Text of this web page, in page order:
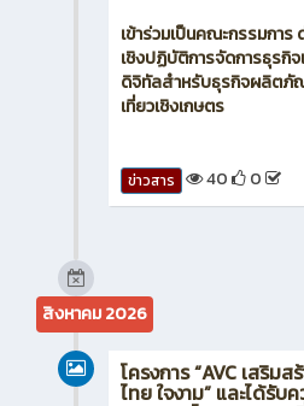
ผู้อำนวยการวิทยาลัยฯ ร่วม
ข้อมูลสถานประกอบการเพื่